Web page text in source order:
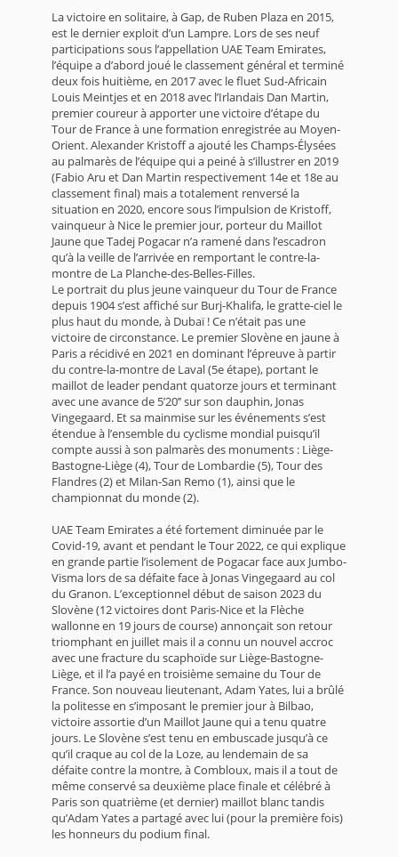
La victoire en solitaire, à Gap, de Ruben Plaza en 2015,
est le dernier exploit d’un Lampre. Lors de ses neuf
participations sous l’appellation UAE Team Emirates,
l’équipe a d’abord joué le classement général et terminé
deux fois huitième, en 2017 avec le fluet Sud-Africain
Louis Meintjes et en 2018 avec l’Irlandais Dan Martin,
premier coureur à apporter une victoire d’étape du
Tour de France à une formation enregistrée au Moyen-
Orient. Alexander Kristoff a ajouté les Champs-Élysées
au palmarès de l’équipe qui a peiné à s’illustrer en 2019
(Fabio Aru et Dan Martin respectivement 14e et 18e au
classement final) mais a totalement renversé la
situation en 2020, encore sous l’impulsion de Kristoff,
vainqueur à Nice le premier jour, porteur du Maillot
Jaune que Tadej Pogacar n’a ramené dans l’escadron
qu’à la veille de l’arrivée en remportant le contre-la-
montre de La Planche-des-Belles-Filles.
Le portrait du plus jeune vainqueur du Tour de France
depuis 1904 s’est affiché sur Burj-Khalifa, le gratte-ciel le
plus haut du monde, à Dubaï ! Ce n’était pas une
victoire de circonstance. Le premier Slovène en jaune à
Paris a récidivé en 2021 en dominant l’épreuve à partir
du contre-la-montre de Laval (5e étape), portant le
maillot de leader pendant quatorze jours et terminant
avec une avance de 5’20’’ sur son dauphin, Jonas
Vingegaard. Et sa mainmise sur les événements s’est
étendue à l’ensemble du cyclisme mondial puisqu’il
compte aussi à son palmarès des monuments : Liège-
Bastogne-Liège (4), Tour de Lombardie (5), Tour des
Flandres (2) et Milan-San Remo (1), ainsi que le
championnat du monde (2).
UAE Team Emirates a été fortement diminuée par le
Covid-19, avant et pendant le Tour 2022, ce qui explique
en grande partie l’isolement de Pogacar face aux Jumbo-
Visma lors de sa défaite face à Jonas Vingegaard au col
du Granon. L’exceptionnel début de saison 2023 du
Slovène (12 victoires dont Paris-Nice et la Flèche
wallonne en 19 jours de course) annonçait son retour
triomphant en juillet mais il a connu un nouvel accroc
avec une fracture du scaphoïde sur Liège-Bastogne-
Liège, et il l’a payé en troisième semaine du Tour de
France. Son nouveau lieutenant, Adam Yates, lui a brûlé
la politesse en s’imposant le premier jour à Bilbao,
victoire assortie d’un Maillot Jaune qui a tenu quatre
jours. Le Slovène s’est tenu en embuscade jusqu’à ce
qu’il craque au col de la Loze, au lendemain de sa
défaite contre la montre, à Combloux, mais il a tout de
même conservé sa deuxième place finale et célébré à
Paris son quatrième (et dernier) maillot blanc tandis
qu’Adam Yates a partagé avec lui (pour la première fois)
les honneurs du podium final.